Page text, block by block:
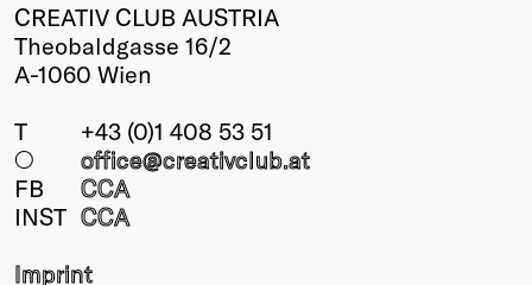
CREATIV CLUB AUSTRIA
Theobaldgasse 16/2
A-1060 Wien
T
+43 (0)1 408 53 51
○
office@creativclub.at
FB
CCA
INST CCA
Imprint